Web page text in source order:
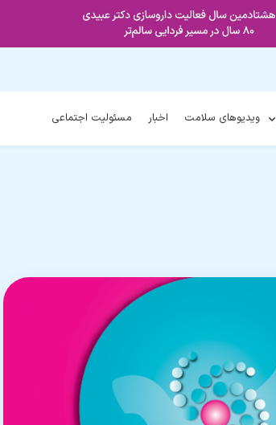
ویدیوهای سلامت اخبار مسئولیت اجتماعی